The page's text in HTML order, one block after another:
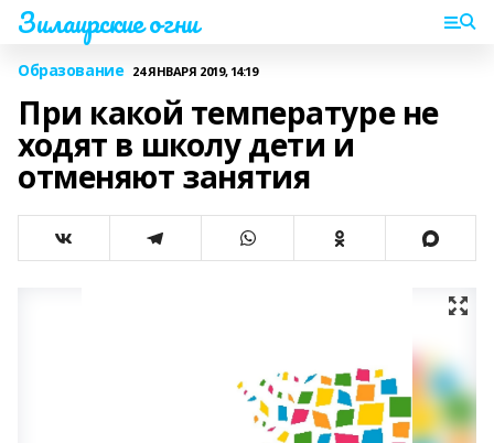
Зилаирские огни
Образование 24 ЯНВАРЯ 2019, 14:19
При какой температуре не
ходят в школу дети и
отменяют занятия